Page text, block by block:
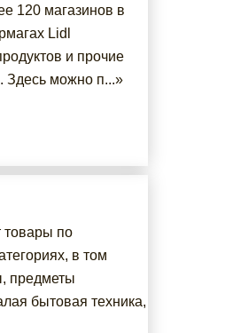
120 магазинов в
Lidl
и прочие
Здесь можно п...»
товары по
в том
предметы
бытовая техника,